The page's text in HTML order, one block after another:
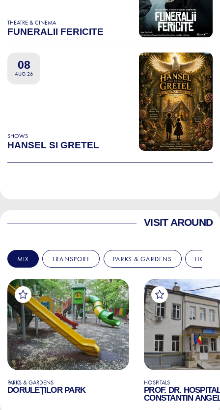
THEATRE & CINEMA
FUNERALII FERICITE
08
AUG 26
SHOWS
HANSEL SI GRETEL
VISIT AROUND
MIX TRANSPORT PARKS & GARDENS
PARKS & GARDENS
DORULEȚILOR PARK
HOSPITALS
PROF. DR.
CONSTANTIN